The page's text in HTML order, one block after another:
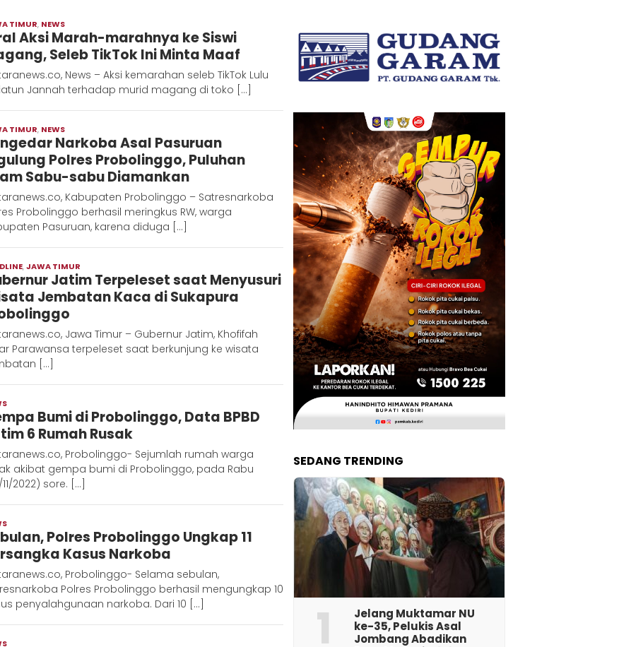
TIMUR, NEWS
Aksi Marah-marahnya ke Siswi
Seleb TikTok Ini Minta Maaf
News – Aksi kemarahan seleb TikTok Lulu
Jannah terhadap murid magang di toko […]
TIMUR, NEWS
Hadi
Narkoba Asal Pasuruan
Polres Probolinggo, Puluhan
Sabu-sabu Diamankan
Kabupaten Probolinggo – Satresnarkoba
Probolinggo berhasil meringkus RW, warga
Pasuruan, karena diduga […]
,JAWA TIMUR
Metara
Jatim Terpeleset saat Menyusuri
Jembatan Kaca di Sukapura
Jawa Timur – Gubernur Jatim, Khofifah
Parawansa terpeleset saat berkunjung ke wisata
[…]
MetaranewsBumi di Probolinggo, Data BPBD
6 Rumah Rusak
Probolinggo- Sejumlah rumah warga
akibat gempa bumi di Probolinggo, pada Rabu
2022) sore. […]
MetaranewsPolres Probolinggo Ungkap 11
Kasus Narkoba
Probolinggo- Selama sebulan,
Polres Probolinggo berhasil mengungkap 10
penyalahgunaan narkoba. Dari 10 […]
SEDANG TRENDING
1
Jelang Muktamar NU
ke-35, Pelukis Asal
Jombang Abadikan